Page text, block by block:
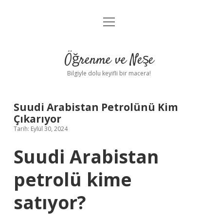
Anasayfa
Yasal Uyarı
menüyü
Öğrenme ve Neşe
Bilgiyle dolu keyifli bir macera!
Suudi Arabistan Petrolünü Kim
Çıkarıyor
Tarih: Eylül 30, 2024
Suudi Arabistan
petrolü kime
satıyor?